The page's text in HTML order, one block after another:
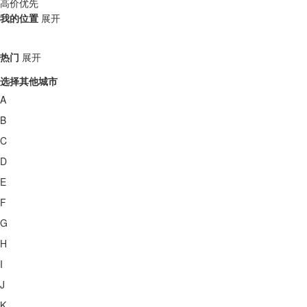
我的位置 展开
热门 展开
选择其他城市
A
B
C
D
E
F
G
H
I
J